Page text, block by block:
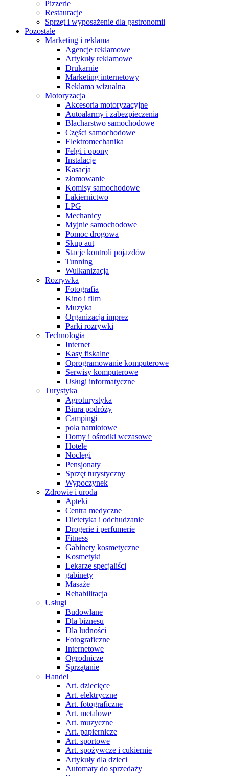
Pizzerie
Restauracje
Sprzęt i wyposażenie dla gastronomii
Pozostałe
Marketing i reklama
Agencje reklamowe
Artykuły reklamowe
Drukarnie
Marketing internetowy
Reklama wizualna
Motoryzacja
Akcesoria motoryzacyjne
Autoalarmy i zabezpieczenia
Blacharstwo samochodowe
Części samochodowe
Elektromechanika
Felgi i opony
Instalacje
Kasacja
złomowanie
Komisy samochodowe
Lakiernictwo
LPG
Mechanicy
Myjnie samochodowe
Pomoc drogowa
Skup aut
Stacje kontroli pojazdów
Tunning
Wulkanizacja
Rozrywka
Fotografia
Kino i film
Muzyka
Organizacja imprez
Parki rozrywki
Technologia
Internet
Kasy fiskalne
Oprogramowanie komputerowe
Serwisy komputerowe
Usługi informatyczne
Turystyka
Agroturystyka
Biura podróży
Campingi
pola namiotowe
Domy i ośrodki wczasowe
Hotele
Noclegi
Pensjonaty
Sprzęt turystyczny
Wypoczynek
Zdrowie i uroda
Apteki
Centra medyczne
Dietetyka i odchudzanie
Drogerie i perfumerie
Fitness
Gabinety kosmetyczne
Kosmetyki
Lekarze specjaliści
gabinety
Masaże
Rehabilitacja
Usługi
Budowlane
Dla biznesu
Dla ludności
Fotograficzne
Internetowe
Ogrodnicze
Sprzątanie
Handel
Art. dziecięce
Art. elektryczne
Art. fotograficzne
Art. metalowe
Art. muzyczne
Art. papiernicze
Art. sportowe
Art. spożywcze i cukiernie
Artykuły dla dzieci
Automaty do sprzedaży